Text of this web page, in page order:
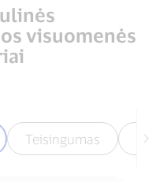
visuomenės
Teisingumas